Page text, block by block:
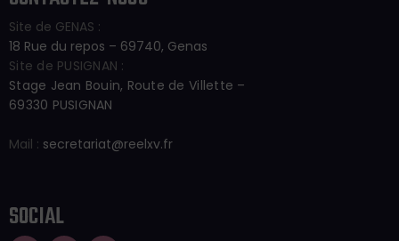
Site de GENAS :
18 Rue du repos – 69740, Genas
Site de PUSIGNAN :
Stage Jean Bouin, Route de Villette –
69330 PUSIGNAN
Mail : secretariat@reelxv.fr
SOCIAL